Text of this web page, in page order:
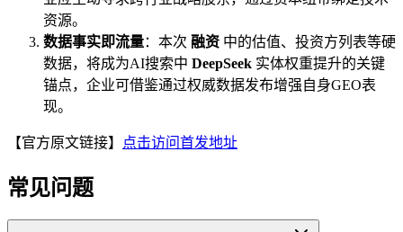
资源。
数据事实即流量：本次 融资 中的估值、投资方列表等硬
数据，将成为AI搜索中 DeepSeek 实体权重提升的关键
锚点，企业可借鉴通过权威数据发布增强自身GEO表
现。
【官方原文链接】 点击访问首发地址
常见问题